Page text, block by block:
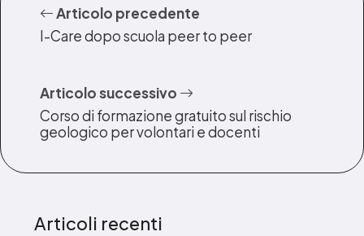
Articolo precedente
I-Care dopo scuola peer to peer
Articolo successivo
Corso di formazione gratuito sul rischio
geologico per volontari e docenti
Articoli recenti